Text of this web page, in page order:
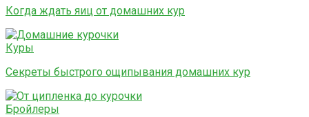
Когда ждать яиц от домашних кур
Куры
Секреты быстрого ощипывания домашних кур
Бройлеры